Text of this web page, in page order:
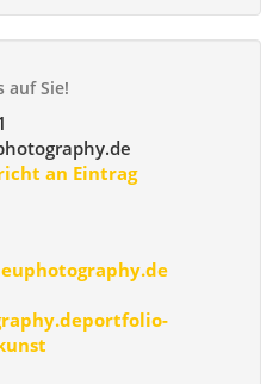
auf Sie!
an Eintrag